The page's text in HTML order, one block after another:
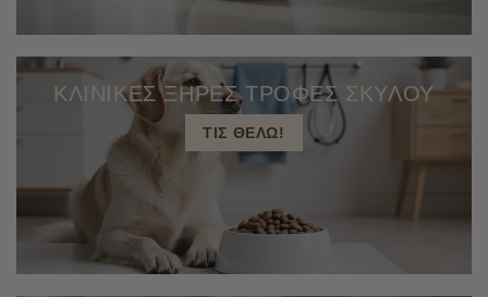
ΚΛΙΝΙΚΕΣ ΞΗΡΕΣ ΤΡΟΦΕΣ ΣΚΥΛΟΥ
ΤΙΣ ΘΕΛΩ!